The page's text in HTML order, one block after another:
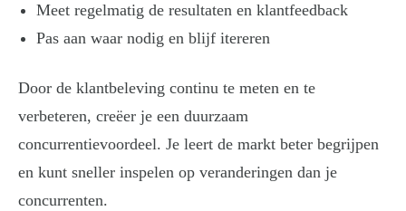
Meet regelmatig de resultaten en klantfeedback
Pas aan waar nodig en blijf itereren
Door de klantbeleving continu te meten en te
verbeteren, creëer je een duurzaam
concurrentievoordeel. Je leert de markt beter begrijpen
en kunt sneller inspelen op veranderingen dan je
concurrenten.